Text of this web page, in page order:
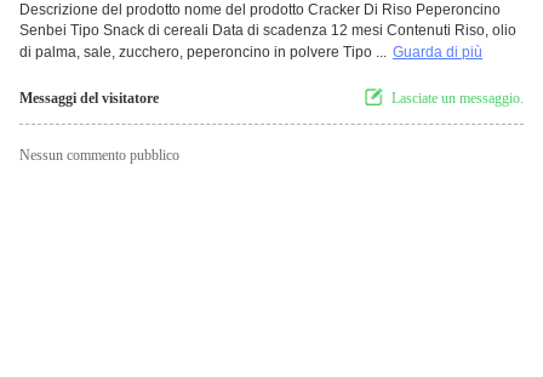
Descrizione del prodotto nome del prodotto Cracker Di Riso Peperoncino
Senbei Tipo Snack di cereali Data di scadenza 12 mesi Contenuti Riso, olio
di palma, sale, zucchero, peperoncino in polvere Tipo ... Guarda di più
Messaggi del visitatore Lasciate un messaggio.
Nessun commento pubblico